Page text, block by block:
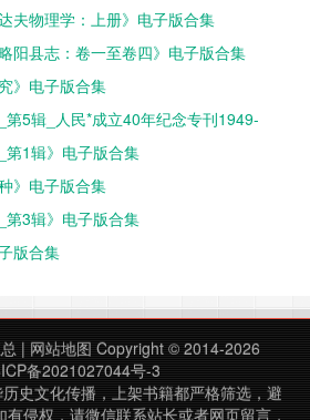
夫物理学：上册》电子版合集
阳县志：卷一至卷四》电子版合集
》电子版合集
5辑_人民*成立40年纪念专刊1949-
1辑》电子版合集
》电子版合集
3辑》电子版合集
版合集
| 网站地图 Copyright © 2014-2026
备2021027044号-3
史文化传播，上架书籍都严格筛选，避
侵权，请微信联系站长或者网页留言，